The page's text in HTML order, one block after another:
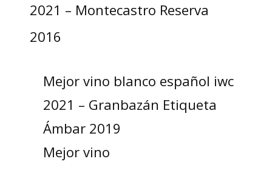
2021 – Montecastro Reserva
2016
Mejor vino blanco español iwc
2021 – Granbazán Etiqueta
Ámbar 2019
Mejor vino